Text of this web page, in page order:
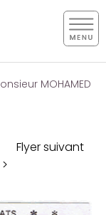
MOHAMED
Flyer suivant
>